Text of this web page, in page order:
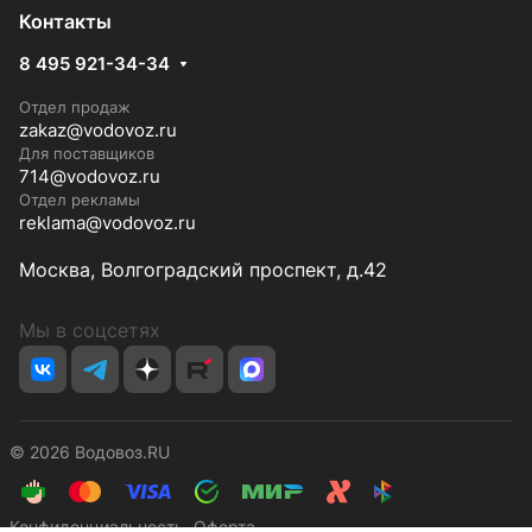
Контакты
8 495 921-34-34
Отдел продаж
zakaz@vodovoz.ru
Для поставщиков
714@vodovoz.ru
Отдел рекламы
reklama@vodovoz.ru
Москва, Волгоградский проспект, д.42
Мы в соцсетях
© 2026 Водовоз.RU
КонфиденциальностьОферта